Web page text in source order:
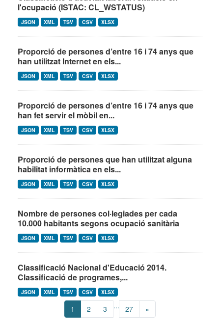
l'ocupació (ISTAC: CL_WSTATUS)
JSON XML TSV CSV XLSX
Proporció de persones d’entre 16 i 74 anys que
han utilitzat Internet en els...
JSON XML TSV CSV XLSX
Proporció de persones d’entre 16 i 74 anys que
han fet servir el mòbil en...
JSON XML TSV CSV XLSX
Proporció de persones que han utilitzat alguna
habilitat informàtica en els...
JSON XML TSV CSV XLSX
Nombre de persones col·legiades per cada
10.000 habitants segons ocupació sanitària
JSON XML TSV CSV XLSX
Classificació Nacional d'Educació 2014.
Classificació de programes,...
JSON XML TSV CSV XLSX
1 2 3 ... 27 »